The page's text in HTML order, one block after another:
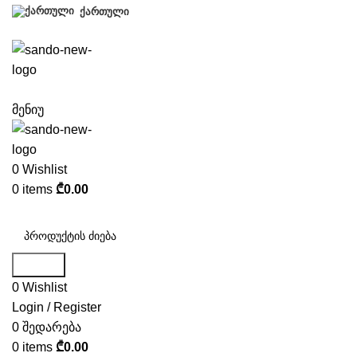
ᲥᲐᲠᲗᲣᲚᲘ
მენიუ
0 Wishlist
0 items ₾0.00
0 Wishlist
Login / Register
0 შედარება
0 items ₾0.00